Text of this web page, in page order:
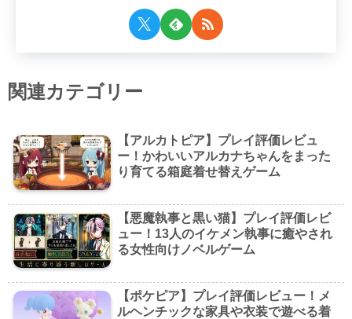
関連カテゴリー
【アルカトピア】プレイ評価レビュ
ー！かわいいアルカナちゃんをまった
り育てる箱庭着せ替えゲーム
【悪魔執事と黒い猫】プレイ評価レビ
ュー！13人のイケメン執事に癒やされ
る女性向けノベルゲーム
【ポケピア】プレイ評価レビュー！メ
ルヘンチックな家具や衣装で遊べる着